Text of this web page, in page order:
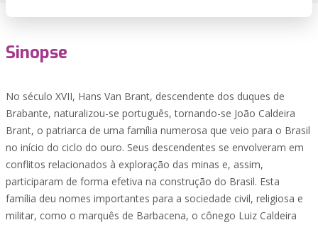
Sinopse
No século XVII, Hans Van Brant, descendente dos duques de
Brabante, naturalizou-se português, tornando-se João Caldeira
Brant, o patriarca de uma família numerosa que veio para o Brasil
no início do ciclo do ouro. Seus descendentes se envolveram em
conflitos relacionados à exploração das minas e, assim,
participaram de forma efetiva na construção do Brasil. Esta
família deu nomes importantes para a sociedade civil, religiosa e
militar, como o marquês de Barbacena, o cônego Luiz Caldeira